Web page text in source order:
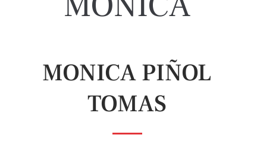
MONICA PIÑOL
TOMAS